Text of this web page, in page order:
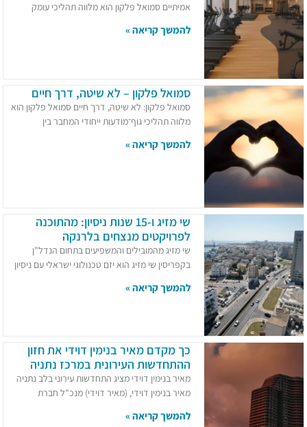
אמיתיים סמואל פלקון הוא מלווה תהליכי עומק
להמשך קריאה »
סמואל פלקון – לא שיטה, דרך חיים
סמואל פלקון: לא שיטה, דרך חיים סמואל פלקון הוא
מלווה תהליכי גוף־מודעות ייחודי המחבר בין
להמשך קריאה »
שי מזיג ו-15 שנות ניסיון: מהתוכנה
לפרויקטים מנצחים בלרנקה
שי מזיג מהמובילים והמשפיעים בתחום הנדל"ן
בקפריסין שי מזיג הוא יזם טכנולוגי ישראלי עם ניסיון
להמשך קריאה »
כך מקדם מאיר בנימין דוידי את חזון
ההתחדשות העירונית במרכז נתניה
מאיר בנימין דוידי מציג התחדשות עירוני בלב נתניה
מאיר בנימין דוידי, (מאיר דוידי) מנכ"ל חברת
להמשך קריאה »